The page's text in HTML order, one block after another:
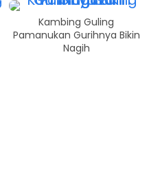
Kambing Guling
Pamanukan Gurihnya Bikin
Nagih